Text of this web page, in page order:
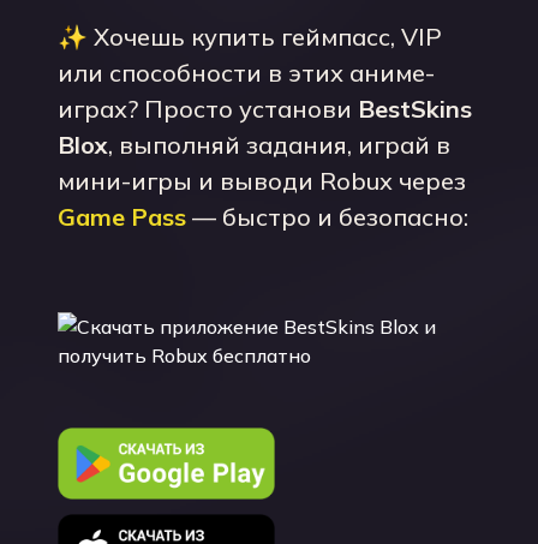
✨ Хочешь купить геймпасс, VIP
или способности в этих аниме-
играх? Просто установи BestSkins
Blox, выполняй задания, играй в
мини-игры и выводи Robux через
Game Pass — быстро и безопасно: